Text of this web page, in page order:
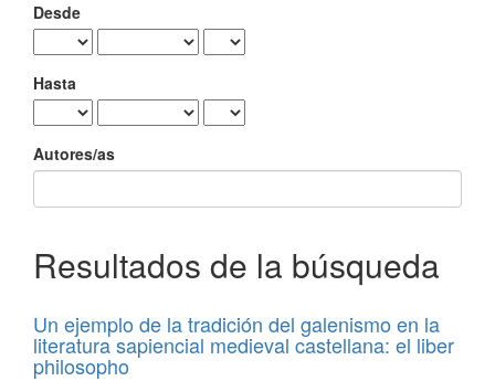
Desde
Hasta
Autores/as
Resultados de la búsqueda
Un ejemplo de la tradición del galenismo en la
literatura sapiencial medieval castellana: el liber
philosopho